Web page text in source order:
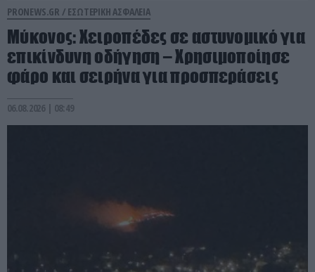
PRONEWS.GR / ΕΣΩΤΕΡΙΚΗ ΑΣΦΑΛΕΙΑ
Μύκονος: Χειροπέδες σε αστυνομικό για
επικίνδυνη οδήγηση – Χρησιμοποίησε
φάρο και σειρήνα για προσπεράσεις
06.08.2026 | 08:49